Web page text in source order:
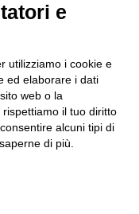
18:10
e
utilizziamo i cookie e
ed elaborare i dati
web o la
il tuo diritto
alcuni tipi di
di più.